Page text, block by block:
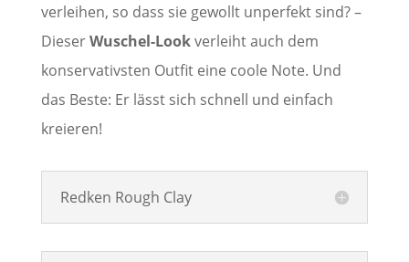
verleihen, so dass sie gewollt unperfekt sind? –
DieserWuschel-Lookverleiht auch dem
konservativsten Outfit eine coole Note. Und
das Beste: Er lässt sich schnell und einfach
kreieren!
Redken Rough Clay